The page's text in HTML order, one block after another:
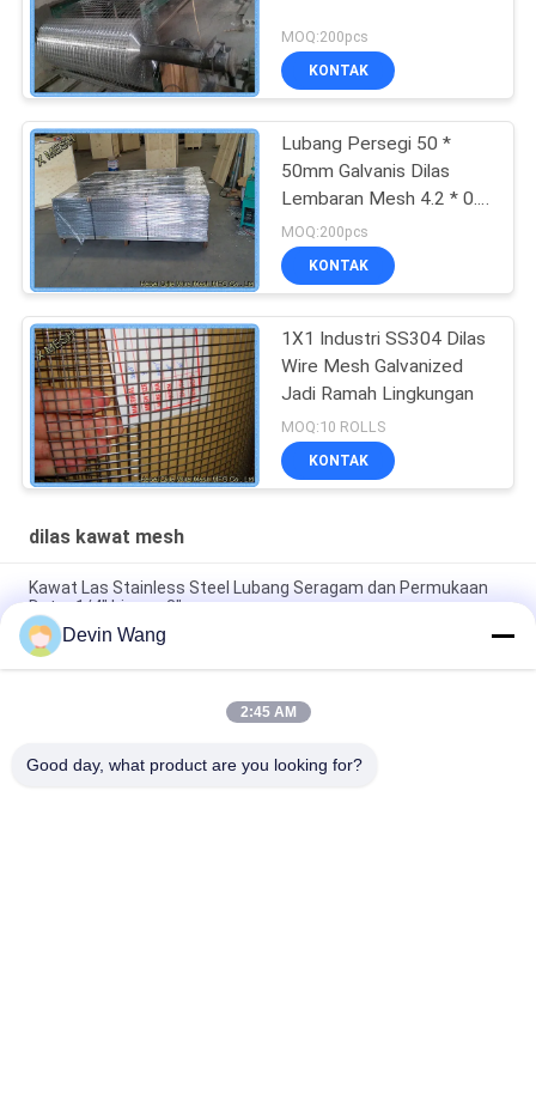
MOQ:200pcs
KONTAK
Lubang Persegi 50 *
50mm Galvanis Dilas
Lembaran Mesh 4.2 * 0.8
M Ukuran
MOQ:200pcs
KONTAK
1X1 Industri SS304 Dilas
Wire Mesh Galvanized
Jadi Ramah Lingkungan
MOQ:10 ROLLS
KONTAK
dilas kawat mesh
Kawat Las Stainless Steel Lubang Seragam dan Permukaan
Datar 1/4" hingga 3"
Stainless Steel Welded Wire Mesh untuk Konstruksi
Berkualitas Tinggi
Stainless Steel 304 Welded Wire Mesh 1/2 Inch Hardware Kain
Devin Wang
2:45 AM
Good day, what product are you looking for?